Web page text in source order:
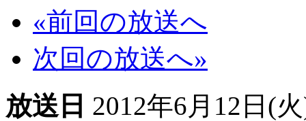
«前回の放送へ
次回の放送へ»
放送日 2012年6月12日(